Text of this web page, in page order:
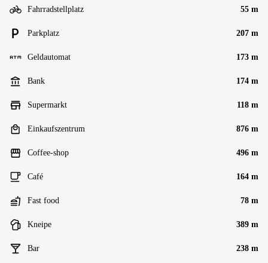
Fahrradstellplatz 55 m
Parkplatz 207 m
Geldautomat 173 m
Bank 174 m
Supermarkt 118 m
Einkaufszentrum 876 m
Coffee-shop 496 m
Café 164 m
Fast food 78 m
Kneipe 389 m
Bar 238 m